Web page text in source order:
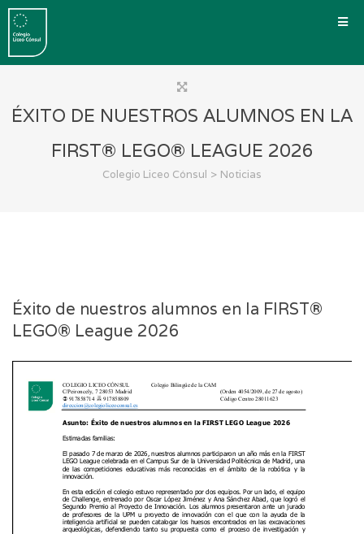
ÉXITO DE NUESTROS ALUMNOS EN LA
FIRST® LEGO® LEAGUE 2026
Colegio Liceo Cónsul > Noticias
Éxito de nuestros alumnos en la FIRST®
LEGO® League 2026